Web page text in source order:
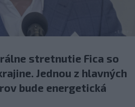
stretnutie Fica so
Jednou z hlavných
bude energetická